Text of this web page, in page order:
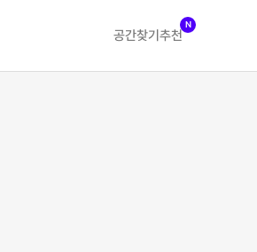
공간찾기 추천
N